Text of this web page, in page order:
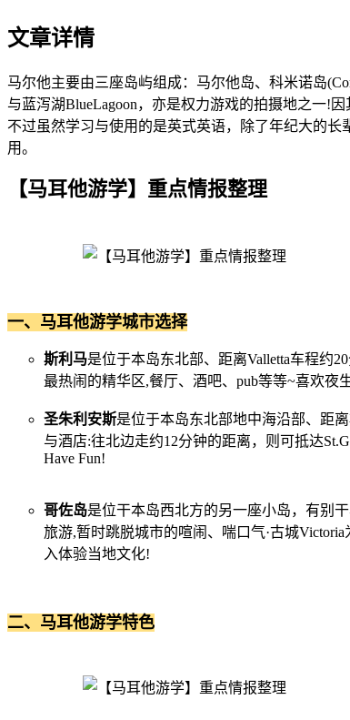
文章详情
马尔他主要由三座岛屿组成：马尔他岛、科米诺岛
与蓝泻湖BlueLagoon，亦是权力游戏的拍摄地之一!
不过虽然学习与使用的是英式英语，除了年纪大的
用。
【马耳他游学】重点情报整理
一、马耳他游学城市选择
斯利马是位于本岛东北部、距离Valletta车程约
最热闹的精华区,餐厅、酒吧、pub等等~喜欢夜
圣朱利安斯是位于本岛东北部地中海沿部、距
与酒店:往北边走约12分钟的距离，则可抵达
Have Fun!
哥佐岛是位干本岛西北方的另一座小岛，有别
旅游,暂时跳脱城市的喧闹、喘口气·古城
入体验当地文化!
二、马耳他游学特色